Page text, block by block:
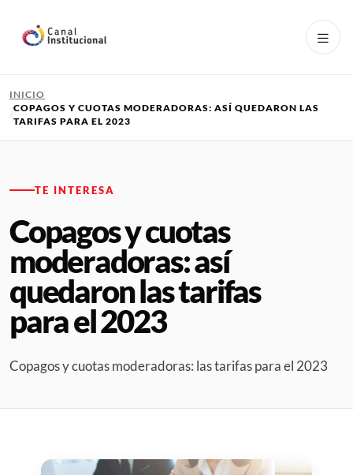
INICIO
COPAGOS Y CUOTAS MODERADORAS: ASÍ QUEDARON LAS
TARIFAS PARA EL 2023
TE INTERESA
Copagos y cuotas
moderadoras: así
quedaron las tarifas
para el 2023
Copagos y cuotas moderadoras: las tarifas para el 2023